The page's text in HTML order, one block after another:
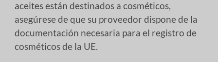
aceites están destinados a cosméticos,
asegúrese de que su proveedor dispone de la
documentación necesaria para el registro de
cosméticos de la UE.